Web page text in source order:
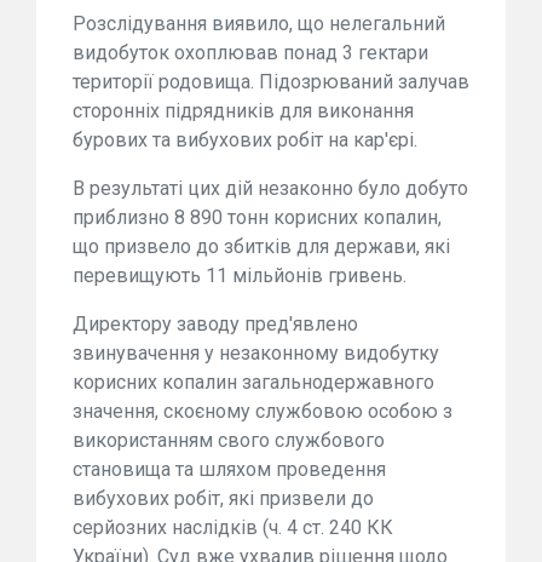
Розслідування виявило, що нелегальний
видобуток охоплював понад 3 гектари
території родовища. Підозрюваний залучав
сторонніх підрядників для виконання
бурових та вибухових робіт на кар'єрі.
В результаті цих дій незаконно було добуто
приблизно 8 890 тонн корисних копалин,
що призвело до збитків для держави, які
перевищують 11 мільйонів гривень.
Директору заводу пред'явлено
звинувачення у незаконному видобутку
корисних копалин загальнодержавного
значення, скоєному службовою особою з
використанням свого службового
становища та шляхом проведення
вибухових робіт, які призвели до
серйозних наслідків (ч. 4 ст. 240 КК
України). Суд вже ухвалив рішення щодо